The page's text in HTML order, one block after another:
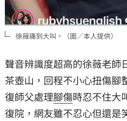
徐薇痛到大叫。（圖／本人提供）
聲音辨識度超高的徐薇老師
茶壺山，回程不小心扭傷腳
復師父處理腳傷時忍不住大
復院，網友雖不忍心但還是